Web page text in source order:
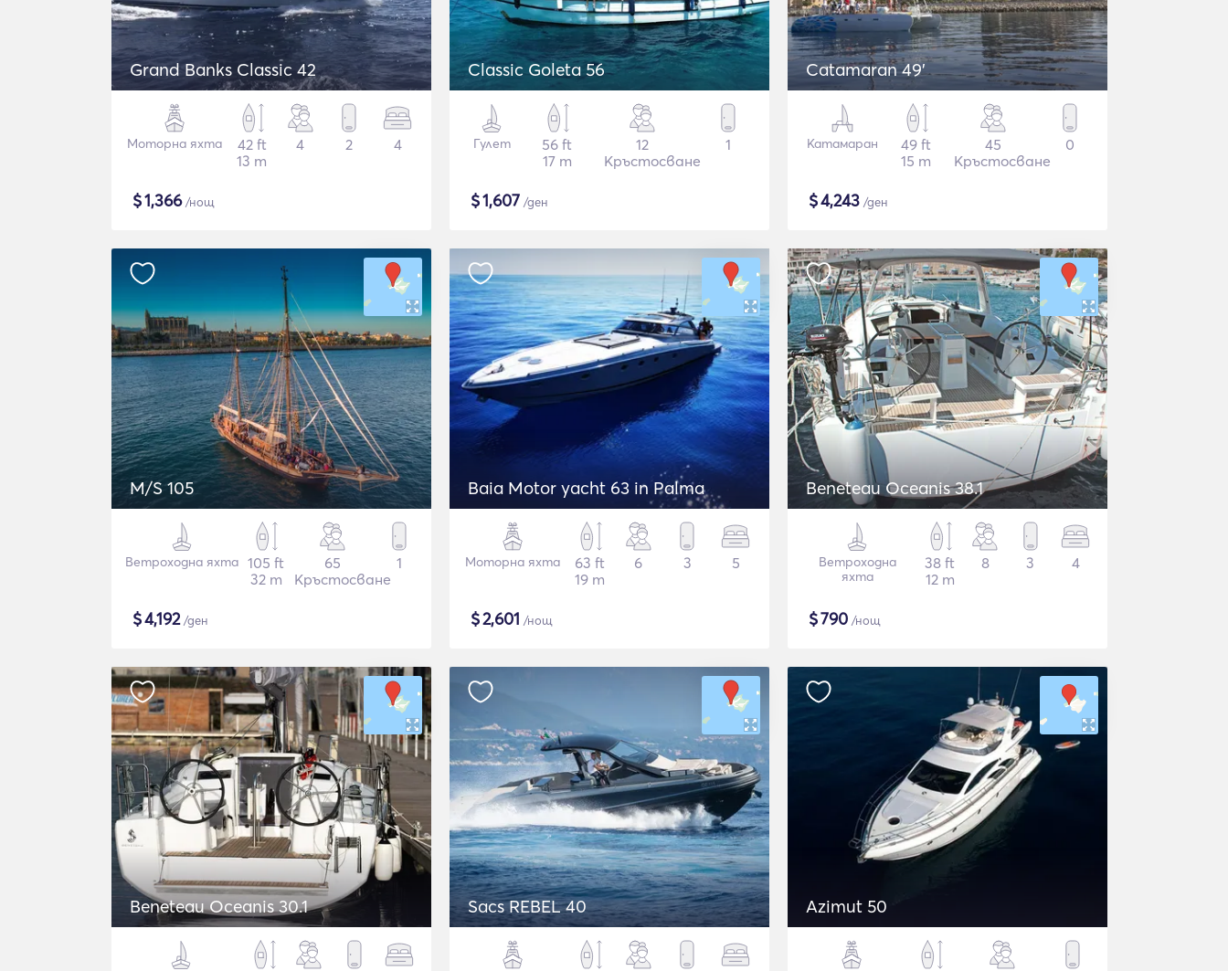
Grand Banks Classic 42
Моторна яхта
42 ft
13 m
4 2 4
$1,366/нощ
Classic Goleta 56
Гулет
56 ft
17 m
12
Кръстосване
1
$1,607 /ден
Catamaran 49'
Катамаран
49 ft
15 m
45
Кръстосване
0
$4,243 /ден
M/S 105
Ветроходна яхта 105 ft
32 m
65
Кръстосване
1
$4,192/ден
Baia Motor yacht 63 in Palma
Моторна яхта
63 ft
19 m
6 3 5
$2,601 /нощ
Beneteau Oceanis 38.1
Ветроходна
яхта
38 ft
12 m
8 3 4
$790 /нощ
Beneteau Oceanis 30.1 Sacs REBEL 40 Azimut 50